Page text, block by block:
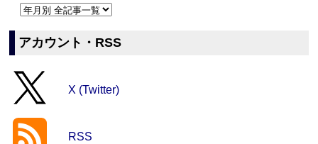
アカウント・RSS
X (Twitter)
RSS